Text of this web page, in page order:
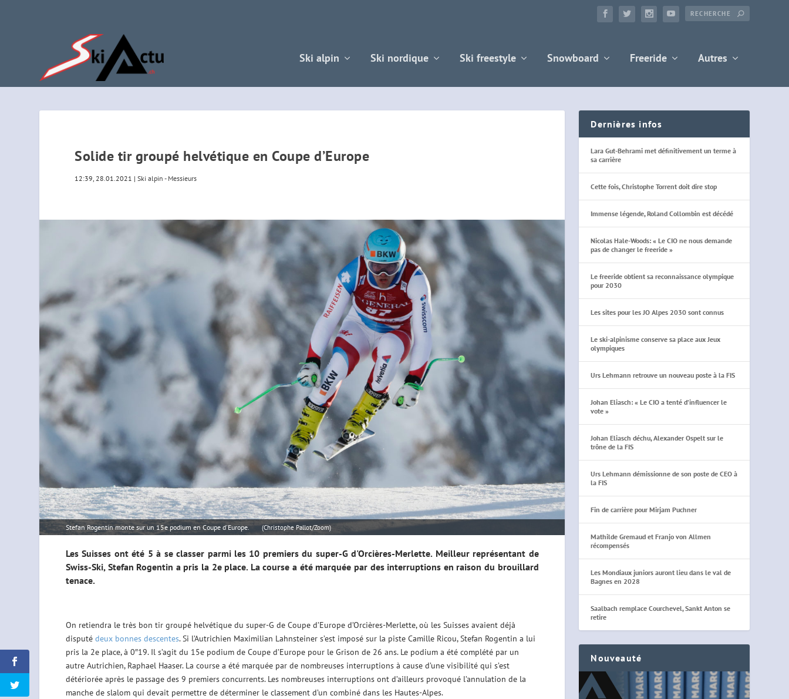
Ski alpin Ski nordique Ski freestyle Snowboard Freeride Autres
Solide tir groupé helvétique en Coupe d’Europe
12:39, 28.01.2021 |Ski alpin - Messieurs
Stefan Rogentin monte sur un 15e podium en Coupe d'Europe. (Christophe Pallot/Zoom)
Les Suisses ont été 5 à se classer parmi les 10 premiers du super-G d'Orcières-Merlette. Meilleur représentant de
Swiss-Ski, Stefan Rogentin a pris la 2e place. La course a été marquée par des interruptions en raison du brouillard
tenace.
On retiendra le très bon tir groupé helvétique du super-G de Coupe d’Europe d’Orcières-Merlette, où les Suisses avaient déjà
disputé deux bonnes descentes. Si l’Autrichien Maximilian Lahnsteiner s’est imposé sur la piste Camille Ricou, Stefan Rogentin a lui
pris la 2e place, à 0″19. Il s’agit du 15e podium de Coupe d’Europe pour le Grison de 26 ans. Le podium a été complété par un
autre Autrichien, Raphael Haaser. La course a été marquée par de nombreuses interruptions à cause d’une visibilité qui s’est
détériorée après le passage des 9 premiers concurrents. Les nombreuses interruptions ont d’ailleurs provoqué l’annulation de la
manche de slalom qui devait permettre de déterminer le classement d’un combiné dans les Hautes-Alpes.
Dernières infos
Lara Gut-Behrami met définitivement un terme à
sa carrière
Cette fois, Christophe Torrent doit dire stop
Immense légende, Roland Collombin est décédé
Nicolas Hale-Woods: « Le CIO ne nous demande
pas de changer le freeride »
Le freeride obtient sa reconnaissance olympique
pour 2030
Les sites pour les JO Alpes 2030 sont connus
Le ski-alpinisme conserve sa place aux Jeux
olympiques
Urs Lehmann retrouve un nouveau poste à la FIS
Johan Eliasch: « Le CIO a tenté d’influencer le
vote »
Johan Eliasch déchu, Alexander Ospelt sur le
trône de la FIS
Urs Lehmann démissionne de son poste de CEO à
la FIS
Fin de carrière pour Mirjam Puchner
Mathilde Gremaud et Franjo von Allmen
récompensés
Les Mondiaux juniors auront lieu dans le val de
Bagnes en 2028
Saalbach remplace Courchevel, Sankt Anton se
retire
Nouveauté